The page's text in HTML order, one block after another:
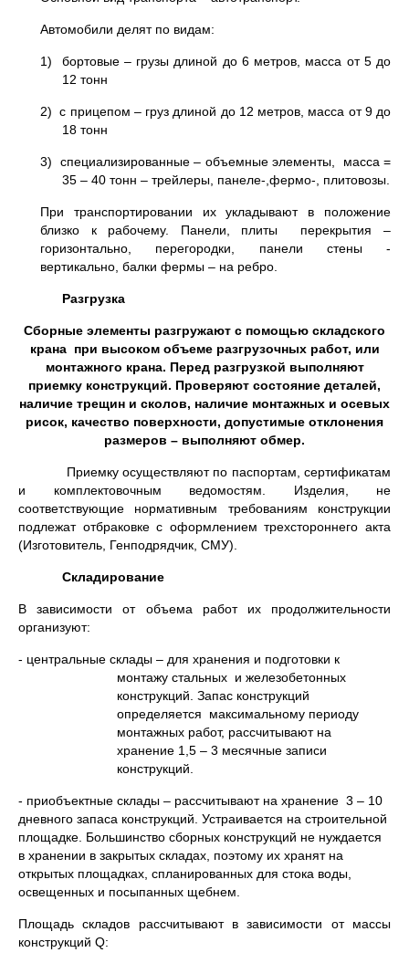
Автомобили делят по видам:
1) бортовые – грузы длиной до 6 метров, масса от 5 до
12 тонн
2) с прицепом – груз длиной до 12 метров, масса от 9 до
18 тонн
3) специализированные – объемные элементы, масса =
35 – 40 тонн – трейлеры, панеле-,фермо-, плитовозы.
При транспортировании их укладывают в положение
близко к рабочему. Панели, плиты перекрытия –
горизонтально, перегородки, панели стены -
вертикально, балки фермы – на ребро.
Разгрузка
Сборные элементы разгружают с помощью складского
крана при высоком объеме разгрузочных работ, или
монтажного крана. Перед разгрузкой выполняют
приемку конструкций. Проверяют состояние деталей,
наличие трещин и сколов, наличие монтажных и осевых
рисок, качество поверхности, допустимые отклонения
размеров – выполняют обмер.
Приемку осуществляют по паспортам, сертификатам
и комплектовочным ведомостям. Изделия, не
соответствующие нормативным требованиям конструкции
подлежат отбраковке с оформлением трехстороннего акта
(Изготовитель, Генподрядчик, СМУ).
Складирование
В зависимости от объема работ их продолжительности
организуют:
- центральные склады – для хранения и подготовки к
монтажу стальных и железобетонных
конструкций. Запас конструкций
определяется максимальному периоду
монтажных работ, рассчитывают на
хранение 1,5 – 3 месячные записи
конструкций.
- приобъектные склады – рассчитывают на хранение 3 – 10
дневного запаса конструкций. Устраивается на строительной
площадке. Большинство сборных конструкций не нуждается
в хранении в закрытых складах, поэтому их хранят на
открытых площадках, спланированных для стока воды,
освещенных и посыпанных щебнем.
Площадь складов рассчитывают в зависимости от массы
конструкций Q: